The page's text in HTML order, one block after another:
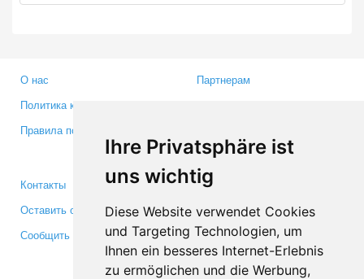
Ihre Privatsphäre ist
uns wichtig
Diese Website verwendet Cookies
und Targeting Technologien, um
Ihnen ein besseres Internet-Erlebnis
zu ermöglichen und die Werbung,
О нас
Политика конфиденциальности
Правила пользования
Партнерам
Медиа
Контакты
Оставить отзыв
Сообщить об ошибке
Facebook
Twitter
YouTube
Google+